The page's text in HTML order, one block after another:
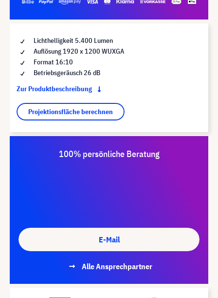
Lichthelligkeit 5.400 Lumen
Auflösung 1920 x 1200 WUXGA
Format 16:10
Betriebsgeräusch 26 dB
Zur Produktbeschreibung
Projektionsfläche berechnen
100% persönliche Beratung
E-Mail
Alle Ansprechpartner